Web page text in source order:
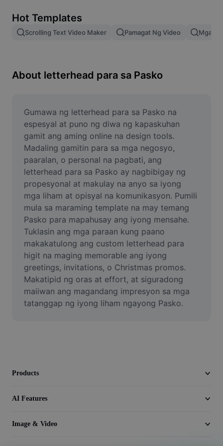
Image merge
Resize Image
Meme Generator
AI Text Remover
AI People Remover
AI Inpainting
Face Cutout
Video
Remove video BG
Enhance quality
Video Editor
Hot Templates
Scrolling Text Video Maker Pamagat Ng Video Mga
About letterhead para sa Pasko
Gumawa ng letterhead para sa Pasko na
espesyal at puno ng diwa ng kapaskuhan
gamit ang aming online na design tools.
Madaling gamitin para sa mga negosyo,
paaralan, o personal na pagbati, ang
letterhead para sa Pasko ay nagbibigay ng
propesyonal at makulay na anyo sa iyong
mga liham at opisyal na komunikasyon. Pumili
mula sa maraming template na may temang
Pasko para mapahusay ang iyong mensahe.
Tuklasin ang mga paraan kung paano
makakatulong ang custom letterhead para
higit na maging memorable ang iyong
greetings, invitations, o Christmas promos.
Makatipid ng oras at effort, at siguradong
maiiwan ang magandang impresyon sa mga
tatanggap ng iyong liham ngayong Pasko.
Products
AI Features
Image & Video